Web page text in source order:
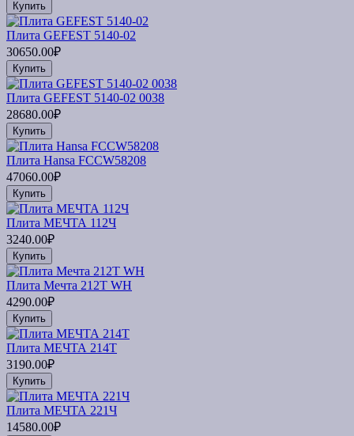
Купить
Плита GEFEST 5140-02
30650.00₽
Купить
Плита GEFEST 5140-02 0038
28680.00₽
Купить
Плита Hansa FCCW58208
47060.00₽
Купить
Плита МЕЧТА 112Ч
3240.00₽
Купить
Плита Мечта 212Т WH
4290.00₽
Купить
Плита МЕЧТА 214Т
3190.00₽
Купить
Плита МЕЧТА 221Ч
14580.00₽